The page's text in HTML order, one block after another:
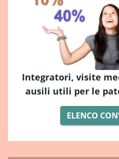
Integratori, visite
ausili utili per le
ELENCO